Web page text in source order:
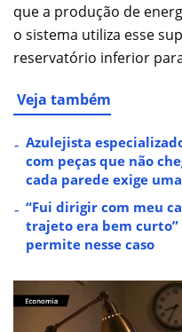
que a produção de
o sistema utiliza esse
reservatório inferior
Veja também
Azulejista
com peças que não
cada parede exige
“Fui dirigir com meu
trajeto era bem curto”
permite nesse caso